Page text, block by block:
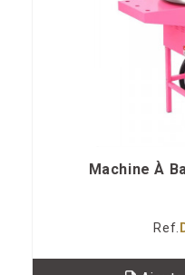
des aliments de qualité,
Proposez à vos clients
machines à pop-corn, des
adaptés à leurs besoins
complète, vous pourrez
Machine À
Ref.